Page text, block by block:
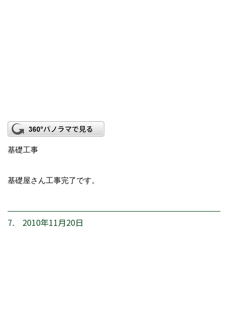
基礎工事
基礎屋さん工事完了です。
7. 2010年11月20日